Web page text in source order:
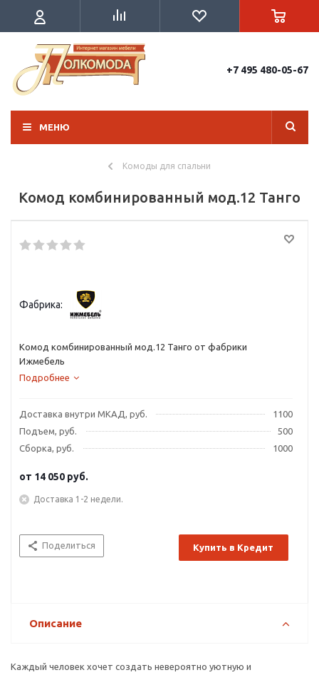
+7 495 480-05-67
МЕНЮ
Комоды для спальни
Комод комбинированный мод.12 Танго
Фабрика:
Комод комбинированный мод.12 Танго от фабрики
Ижмебель
Подробнее
Доставка внутри МКАД, руб.
1100
Подъем, руб.
500
Сборка, руб.
1000
от 14 050 руб.
Доставка 1-2 недели.
Поделиться Купить в Кредит
Описание
Каждый человек хочет создать невероятно уютную и